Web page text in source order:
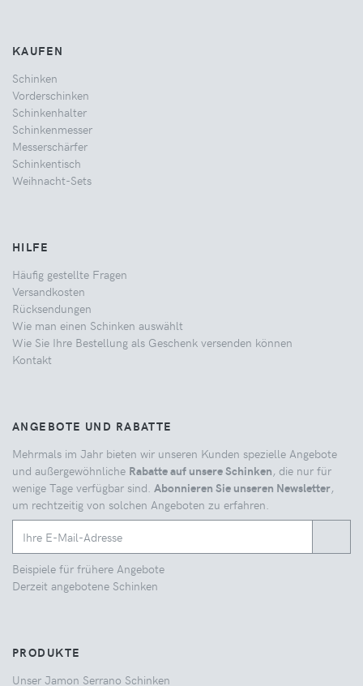
KAUFEN
Schinken
Vorderschinken
Schinkenhalter
Schinkenmesser
Messerschärfer
Schinkentisch
Weihnacht-Sets
HILFE
Häufig gestellte Fragen
Versandkosten
Rücksendungen
Wie man einen Schinken auswählt
Wie Sie Ihre Bestellung als Geschenk versenden können
Kontakt
ANGEBOTE UND RABATTE
Mehrmals im Jahr bieten wir unseren Kunden spezielle Angebote
und außergewöhnliche Rabatte auf unsere Schinken, die nur für
wenige Tage verfügbar sind. Abonnieren Sie unseren Newsletter,
um rechtzeitig von solchen Angeboten zu erfahren.
Beispiele für frühere Angebote
Derzeit angebotene Schinken
PRODUKTE
Unser Jamon Serrano Schinken